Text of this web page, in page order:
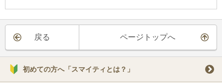
戻る ページトップへ
初めての方へ「スマイティとは？」